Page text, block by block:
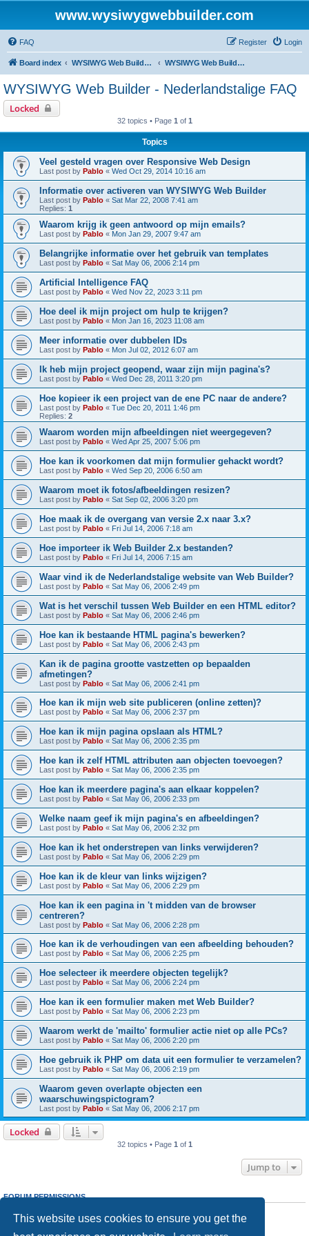
This website uses cookies to ensure you get the
www.wysiwygwebbuilder.com
FAQ Login
Register
Board index WYSIWYG Web Builder - Dutch Support WYSIWYG Web Builder - Nederlandstalige FAQ
WYSIWYG Web Builder - Nederlandstalige FAQ
Locked
32 topics • Page 1 of 1
Topics
Veel gesteld vragen over Responsive Web Design
Last post by Pablo « Wed Oct 29, 2014 10:16 am
Informatie over activeren van WYSIWYG Web Builder
Last post by Pablo « Sat Mar 22, 2008 7:41 am
Replies: 1
Waarom krijg ik geen antwoord op mijn emails?
Last post by Pablo « Mon Jan 29, 2007 9:47 am
Belangrijke informatie over het gebruik van templates
Last post by Pablo « Sat May 06, 2006 2:14 pm
Artificial Intelligence FAQ
Last post by Pablo « Wed Nov 22, 2023 3:11 pm
Hoe deel ik mijn project om hulp te krijgen?
Last post by Pablo « Mon Jan 16, 2023 11:08 am
Meer informatie over dubbelen IDs
Last post by Pablo « Mon Jul 02, 2012 6:07 am
Ik heb mijn project geopend, waar zijn mijn pagina's?
Last post by Pablo « Wed Dec 28, 2011 3:20 pm
Hoe kopieer ik een project van de ene PC naar de andere?
Last post by Pablo « Tue Dec 20, 2011 1:46 pm
Replies: 2
Waarom worden mijn afbeeldingen niet weergegeven?
Last post by Pablo « Wed Apr 25, 2007 5:06 pm
Hoe kan ik voorkomen dat mijn formulier gehackt wordt?
Last post by Pablo « Wed Sep 20, 2006 6:50 am
Waarom moet ik fotos/afbeeldingen resizen?
Last post by Pablo « Sat Sep 02, 2006 3:20 pm
Hoe maak ik de overgang van versie 2.x naar 3.x?
Last post by Pablo « Fri Jul 14, 2006 7:18 am
Hoe importeer ik Web Builder 2.x bestanden?
Last post by Pablo « Fri Jul 14, 2006 7:15 am
Waar vind ik de Nederlandstalige website van Web Builder?
Last post by Pablo « Sat May 06, 2006 2:49 pm
Wat is het verschil tussen Web Builder en een HTML editor?
Last post by Pablo « Sat May 06, 2006 2:46 pm
Hoe kan ik bestaande HTML pagina's bewerken?
Last post by Pablo « Sat May 06, 2006 2:43 pm
Kan ik de pagina grootte vastzetten op bepaalden
afmetingen?
Last post by Pablo « Sat May 06, 2006 2:41 pm
Hoe kan ik mijn web site publiceren (online zetten)?
Last post by Pablo « Sat May 06, 2006 2:37 pm
Hoe kan ik mijn pagina opslaan als HTML?
Last post by Pablo « Sat May 06, 2006 2:35 pm
Hoe kan ik zelf HTML attributen aan objecten toevoegen?
Last post by Pablo « Sat May 06, 2006 2:35 pm
Hoe kan ik meerdere pagina's aan elkaar koppelen?
Last post by Pablo « Sat May 06, 2006 2:33 pm
Welke naam geef ik mijn pagina's en afbeeldingen?
Last post by Pablo « Sat May 06, 2006 2:32 pm
Hoe kan ik het onderstrepen van links verwijderen?
Last post by Pablo « Sat May 06, 2006 2:29 pm
Hoe kan ik de kleur van links wijzigen?
Last post by Pablo « Sat May 06, 2006 2:29 pm
Hoe kan ik een pagina in 't midden van de browser
centreren?
Last post by Pablo « Sat May 06, 2006 2:28 pm
Hoe kan ik de verhoudingen van een afbeelding behouden?
Last post by Pablo « Sat May 06, 2006 2:25 pm
Hoe selecteer ik meerdere objecten tegelijk?
Last post by Pablo « Sat May 06, 2006 2:24 pm
Hoe kan ik een formulier maken met Web Builder?
Last post by Pablo « Sat May 06, 2006 2:23 pm
Waarom werkt de 'mailto' formulier actie niet op alle PCs?
Last post by Pablo « Sat May 06, 2006 2:20 pm
Hoe gebruik ik PHP om data uit een formulier te verzamelen?
Last post by Pablo « Sat May 06, 2006 2:19 pm
Waarom geven overlapte objecten een
waarschuwingspictogram?
Last post by Pablo « Sat May 06, 2006 2:17 pm
Locked
32 topics • Page 1 of 1
Jump to
FORUM PERMISSIONS
cannotreply to topics in this forum